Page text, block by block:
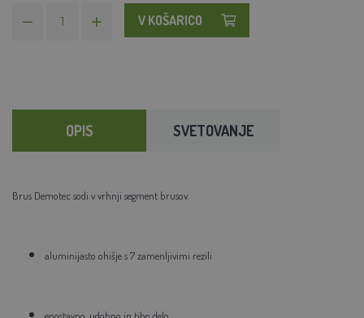
V KOŠARICO
OPIS SVETOVANJE
Brus Demotec sodi v vrhnji segment brusov.
aluminijasto ohišje s 7 zamenljivimi rezili
enostavno, udobno in tiho delo